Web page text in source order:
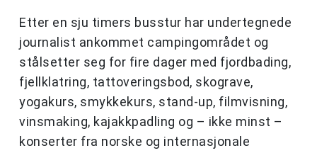
Etter en sju timers busstur har undertegnede
journalist ankommet campingområdet og
stålsetter seg for fire dager med fjordbading,
fjellklatring, tattoveringsbod, skograve,
yogakurs, smykkekurs, stand-up, filmvisning,
vinsmaking, kajakkpadling og – ikke minst –
konserter fra norske og internasjonale